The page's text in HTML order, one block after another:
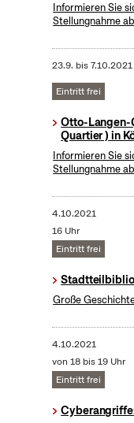
Informieren Sie
Stellungnahme
23.9. bis7.10.2021
Eintritt frei
Otto-Langen-
Quartier ) in
Informieren Sie
Stellungnahme
4.10.2021
16 Uhr
Eintritt frei
Große
4.10.2021
von 18 bis 19 Uhr
Eintritt frei